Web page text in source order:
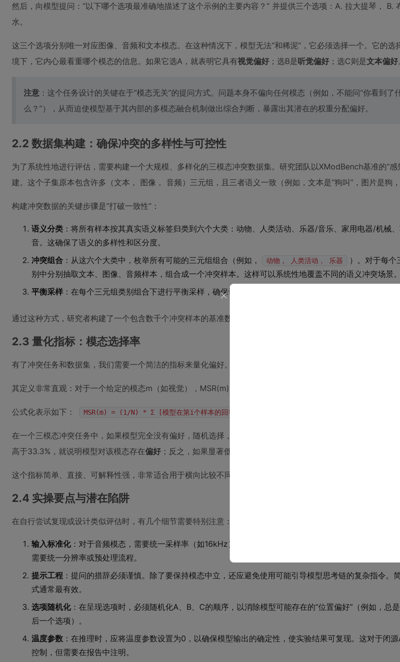
然后，向模型提问：“以下哪个选项最准确地描述了这个示例的主要内容？” 并提供三个选项：A. 拉大提琴， B.
水。
这三个选项分别唯一对应图像、音频和文本模态。在这种情况下，模型无法“和稀泥”，它必须选择一个。它的选
境下，它内心最看重哪个模态的信息。如果它选A，就表明它具有视觉偏好 ；选B是听觉偏好 ；选C则是文本偏好
注意 ：这个任务设计的关键在于“模态无关”的提问方式。问题本身不偏向任何模态（例如，不能问“你看到了
么？”），从而迫使模型基于其内部的多模态融合机制做出综合判断，暴露出其潜在的权重分配偏好。
2.2 数据集构建：确保冲突的多样性与可控性
为了系统性地进行评估，需要构建一个大规模、多样化的三模态冲突数据集。研究团队以XModBench基准的“感
建。这个子集原本包含许多（文本， 图像， 音频）三元组，且三者语义一致（例如，文本是“狗叫”，图片是狗，
构建冲突数据的关键步骤是“打破一致性”：
语义分类 ：将所有样本按其真实语义标签归类到六个大类：动物、人类活动、乐器/音乐、家用电器/机械
音。这确保了语义的多样性和区分度。
冲突组合 ：从这六个大类中，枚举所有可能的三元组组合（例如， 动物， 人类活动， 乐器
）。对于每个
别中分别抽取文本、图像、音频样本，组合成一个冲突样本。这样可以系统性地覆盖不同的语义冲突场景。
平衡采样 ：在每个三元组类别组合下进行平衡采样，确保评估时不会因为某些语义组合过多而产生偏差。
通过这种方式，研究者构建了一个包含数千个冲突样本的基准数据集，为量化评估打下了坚实基础。
2.3 量化指标：模态选择率
有了冲突任务和数据集，我们需要一个简洁的指标来量化偏好。研究引入了 （Modality Selection
其定义非常直观：对于一个给定的模态m（如视觉），MSR(m) 等于模型在所有冲突样本中，选择与该模态对应
公式化表示如下： MSR(m) = (1/N) * Σ [模型在第i个样本的回答 == 模态m对应的选项]
在一个三模态冲突任务中，如果模型完全没有偏好，随机选择，那么每个模态的MSR理论上应该接近33.3%。
高于33.3%，就说明模型对该模态存在偏好 ；反之，如果显著低于33.3%，则说明模型
这个指标简单、直接、可解释性强，非常适合用于横向比较不同模型在不同模态上的倾向性。
2.4 实操要点与潜在陷阱
在自行尝试复现或设计类似评估时，有几个细节需要特别注意：
输入标准化：对于音频模态，需要统一采样率（如16kHz）和声道（单声道），确保不同模型接收的输入
需要统一分辨率或预处理流程。
提示工程 ：提问的措辞必须谨慎。除了要保持模态中立，还应避免使用可能引导模型思考链的复杂指令。
式通常最有效。
选项随机化：在呈现选项时，必须随机化A、B、C的顺序，以消除模型可能存在的“位置偏好”（例如，总
后一个选项）。
温度参数 ：在推理时，应将温度参数设置为0，以确保模型输出的确定性，使实验结果可复现。这对于闭
控制，但需要在报告中注明。